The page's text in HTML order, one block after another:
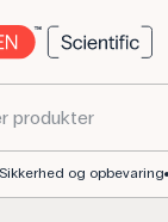
Sikkerhed og opbevaring